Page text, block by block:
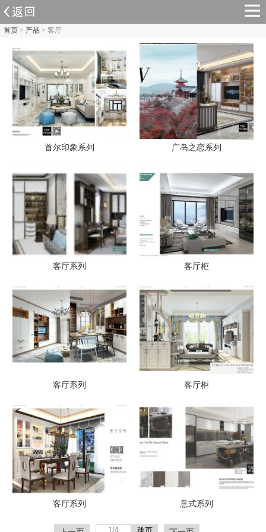
首页 > 产品 > 客厅
首尔印象系列 广岛之恋系列
客厅系列 客厅柜
客厅系列 客厅柜
客厅系列 意式系列